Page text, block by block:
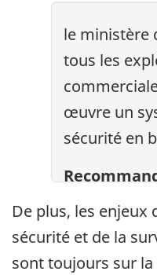
le ministère
tous les
œuvre un
sécurité en
De plus, les enjeux
sécurité et de la
sont toujours sur